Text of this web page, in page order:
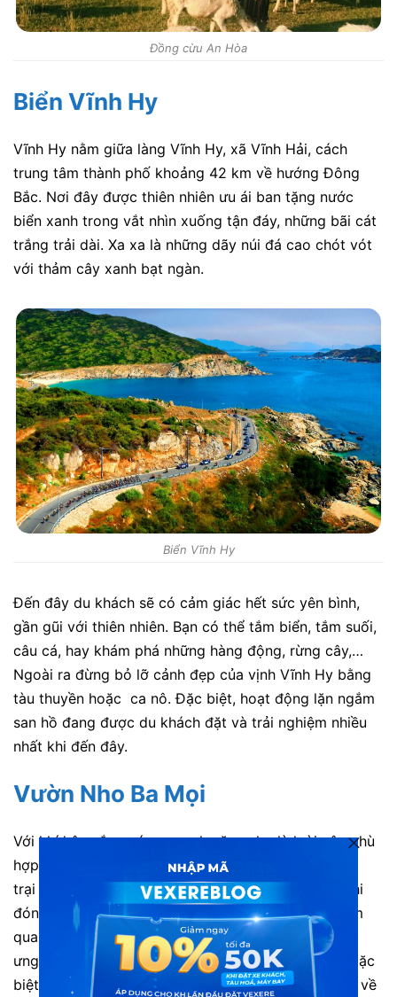
Đồng cừu An Hòa
Biển Vĩnh Hy
Vĩnh Hy nằm giữa làng Vĩnh Hy, xã Vĩnh Hải, cách
trung tâm thành phố khoảng 42 km về hướng Đông
Bắc. Nơi đây được thiên nhiên ưu ái ban tặng nước
biển xanh trong vắt nhìn xuống tận đáy, những bãi cát
trắng trải dài. Xa xa là những dãy núi đá cao chót vót
với thảm cây xanh bạt ngàn.
Biển Vĩnh Hy
Đến đây du khách sẽ có cảm giác hết sức yên bình,
gần gũi với thiên nhiên. Bạn có thể tắm biển, tắm suối,
câu cá, hay khám phá những hàng động, rừng cây,…
Ngoài ra đừng bỏ lỡ cảnh đẹp của vịnh Vĩnh Hy bằng
tàu thuyền hoặc ca nô. Đặc biệt, hoạt động lặn ngắm
san hồ đang được du khách đặt và trải nghiệm nhiều
nhất khi đến đây.
Vườn Nho Ba Mọi
Với khí hậu nắng nóng quanh năm, nho là loài cây phù
hợp và được trồng khá nhiều tjai Ninh Thuận. Trang
trại nho của chú Ba Mọi hàng ngày rất nhộn nhịp khi
đón nhiều đoàn du khách đến thăm. Du khách thăm
quan có thể tự tay chọn cho mình những chùm nho
ưng ý nhất mang về, thử si rô, rượu nho miễn phí. Đặc
biệt chú Ba Mọi thường xuyên chia sẻ với du khách về